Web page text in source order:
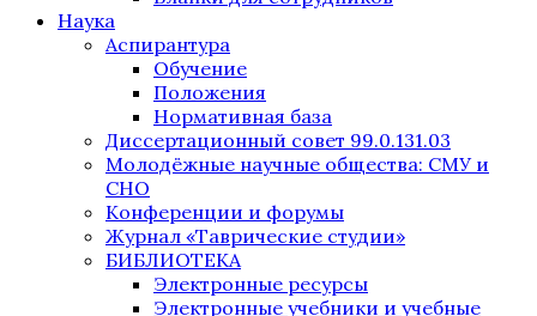
Наука
Аспирантура
Обучение
Положения
Нормативная база
Диссертационный совет 99.0.131.03
Молодёжные научные общества: СМУ и
СНО
Конференции и форумы
Журнал «Таврические студии»
БИБЛИОТЕКА
Электронные ресурсы
Электронные учебники и учебные